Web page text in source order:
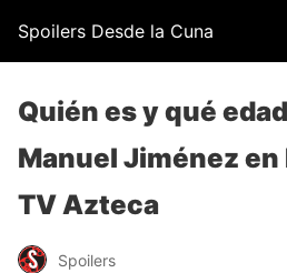
Spoilers Desde la Cuna
Quién es y qué
Manuel Jiménez en
TV Azteca
Spoilers